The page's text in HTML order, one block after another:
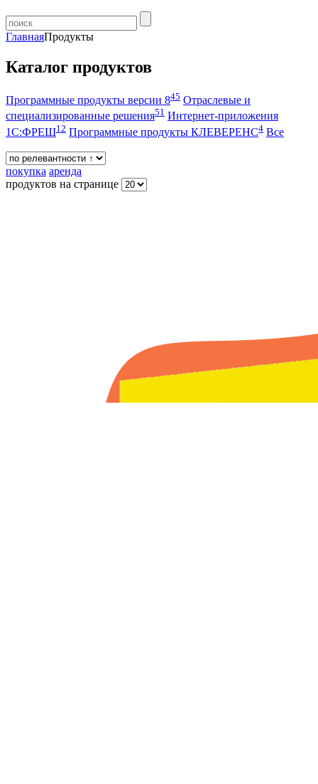
ГлавнаяПродукты
Каталог продуктов
Программные продукты версии 845 Отраслевые и
специализированные решения51 Интернет-приложения
1С:ФРЕШ12 Программные продукты КЛЕВЕРЕНС4 Все
покупка аренда
продуктов на странице